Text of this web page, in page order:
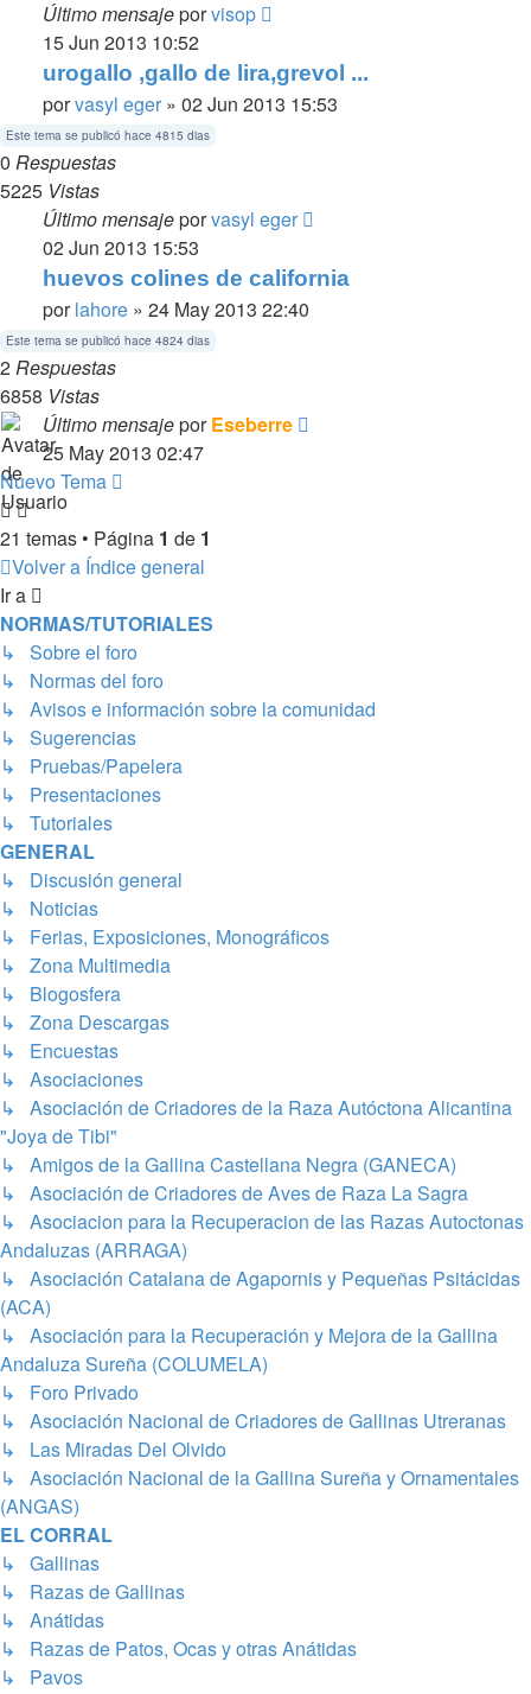
Último mensajeporvisop
15 Jun 2013 10:52
urogallo ,gallo de lira,grevol ...
porvasyl eger » 02 Jun 2013 15:53
Este tema se publicó hace 4815 dias
0 Respuestas
5225 Vistas
Último mensajeporvasyl eger
02 Jun 2013 15:53
huevos colines de california
porlahore » 24 May 2013 22:40
Este tema se publicó hace 4824 dias
2Respuestas
6858 Vistas
Último mensajeporEseberre
25 May 2013 02:47
Nuevo Tema
21 temas • Página 1 de 1
Volver a Índice general
Ir a
NORMAS/TUTORIALES
↳ Sobre el foro
↳ Normas del foro
↳ Avisos e información sobre la comunidad
↳ Sugerencias
↳ Pruebas/Papelera
↳ Presentaciones
↳ Tutoriales
GENERAL
↳ Discusión general
↳ Noticias
↳ Ferias, Exposiciones, Monográficos
↳ Zona Multimedia
↳ Blogosfera
↳ Zona Descargas
↳ Encuestas
↳ Asociaciones
↳ Asociación de Criadores de la Raza Autóctona Alicantina
"Joya de Tibi"
↳ Amigos de la Gallina Castellana Negra (GANECA)
↳ Asociación de Criadores de Aves de Raza La Sagra
↳ Asociacion para la Recuperacion de las Razas Autoctonas
Andaluzas (ARRAGA)
↳ Asociación Catalana de Agapornis y Pequeñas Psitácidas
(ACA)
↳ Asociación para la Recuperación y Mejora de la Gallina
Andaluza Sureña (COLUMELA)
↳ Foro Privado
↳ Asociación Nacional de Criadores de Gallinas Utreranas
↳ Las Miradas Del Olvido
↳ Asociación Nacional de la Gallina Sureña y Ornamentales
(ANGAS)
EL CORRAL
↳ Gallinas
↳ Razas de Gallinas
↳ Anátidas
↳ Razas de Patos, Ocas y otras Anátidas
↳ Pavos